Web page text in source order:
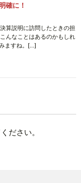
確に！
算説明に訪問したときの担
んなことはあるのかもしれ
ますね。[…]
ださい。